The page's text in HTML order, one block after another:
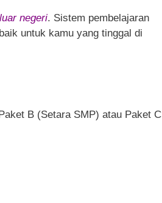
negeri. Sistem pembelajaran
untuk kamu yang tinggal di
B (Setara SMP) atau Paket C